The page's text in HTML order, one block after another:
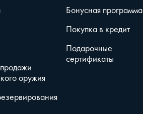
оружия
Бонусная программа
Покупка в кредит
Подарочные
сертификаты